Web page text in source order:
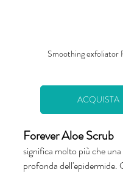
Smoothing exfoliator
ACQUISTA
Forever Aloe Scrub
significa molto più che una
profonda dell'epidermide.